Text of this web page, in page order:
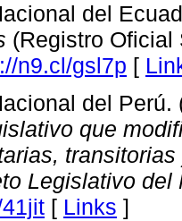
del
(Registro Oficial
n9.cl/gsl7p [
del
que
Legislativo del
[ Links ]